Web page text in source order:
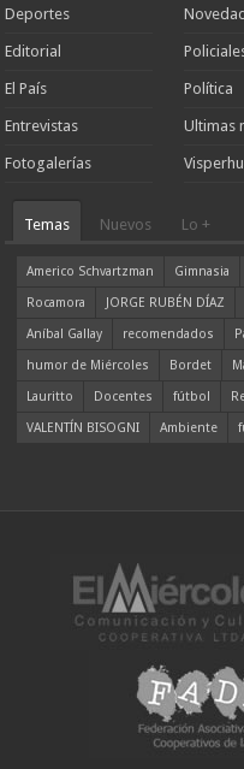
Deportes
Editorial
El País
Entrevistas
Fotogalerías
Política
Ultimas
Temas Nuevos Lo +
Americo Schvartzman Gimnasia
Rocamora
JORGE RUBÉN DÍAZ
Aníbal Gallay
recomendados
humor de Miércoles
Bordet
Lauritto
Docentes fútbol
VALENTÍN BISOGNI
Ambiente